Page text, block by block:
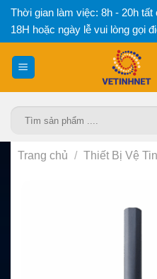
Bỏ
qua
nội
dung
Thời gian làm việc: 8h - 20h
18H hoặc ngày lễ vui lòng gọi
Trang chủ / Thiết Bị Vệ